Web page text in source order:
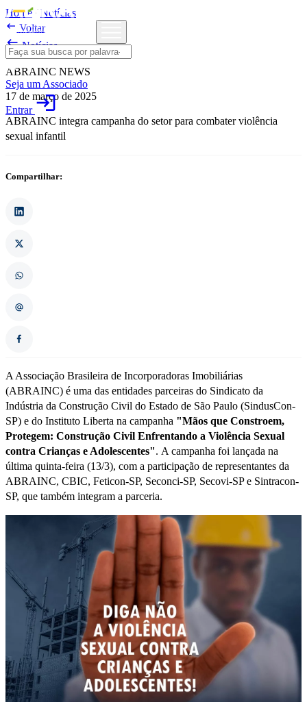
Seja um Associado
Entrarlogin
Home/Notícias
 Voltar
Notícias
ABRAINC NEWS
17 de março de 2025
ABRAINC integra campanha do setor para combater violência
sexual infantil
Compartilhar:
A Associação Brasileira de Incorporadoras Imobiliárias
(ABRAINC) é uma das entidades parceiras do Sindicato da
Indústria da Construção Civil do Estado de São Paulo (SindusCon-
SP) e do Instituto Liberta na campanha "Mãos que Constroem,
Protegem: Construção Civil Enfrentando a Violência Sexual
contra Crianças e Adolescentes". A campanha foi lançada na
última quinta-feira (13/3), com a participação de representantes da
ABRAINC, CBIC, Feticon-SP, Seconci-SP, Secovi-SP e Sintracon-
SP, que também integram a parceria.